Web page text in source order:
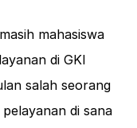
mahasiswa
di GKI
salah seorang
di sana